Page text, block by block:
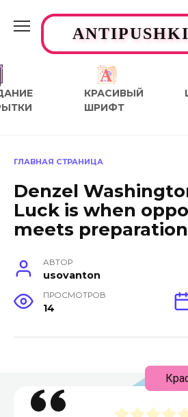
содержанию
КРАСИВЫЙ
ШРИФТ
ГЛАВНАЯ СТРАНИЦА
Denzel
Luck is when
meets
АВТОР
usovanton
ПРОСМОТРОВ
14